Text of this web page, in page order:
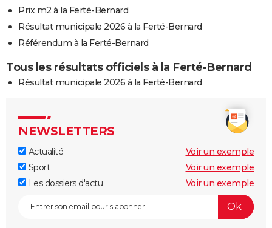
Prix m2 à la Ferté-Bernard
Résultat municipale 2026 à la Ferté-Bernard
Référendum à la Ferté-Bernard
Tous les résultats officiels à la Ferté-Bernard
Résultat municipale 2026 à la Ferté-Bernard
NEWSLETTERS
Actualité
Voir un exemple
Sport
Voir un exemple
Les dossiers d'actu
Voir un exemple